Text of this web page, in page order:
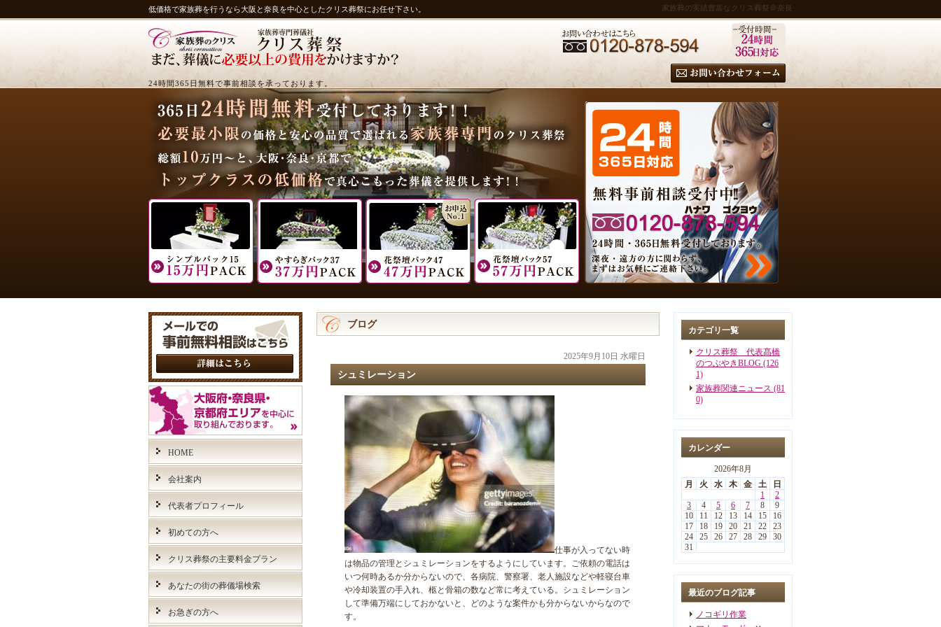
低価格で家族葬を行うなら大阪と奈良を中心としたクリス葬祭にお任せ下さい。 家族葬の実績豊富なクリス葬祭＠奈良
24時間365日無料で事前相談を承っております。
ブログ
2025年9月10日 水曜日
シュミレーション
仕事が入ってない時
は物品の管理とシュミレーションをするようにしています。ご依頼の電話は
いつ何時あるか分からないので、各病院、警察署、老人施設などや軽寝台車
や冷却装置の手入れ、柩と骨箱の数など常に考えている。シュミレーション
して準備万端にしておかないと、どのような案件かも分からないからなので
す。
カテゴリ一覧
クリス葬祭 代表髙橋
のつぶやきBLOG (126
1)
家族葬関連ニュース (81
0)
カレンダー
2026年8月
月
火 水 木 金 土
日
1
2
3
4 5 6 7 8
9
10
11 12 13 14 15
16
17
18 19 20 21 22
23
24
25 26 27 28 29
30
31
最近のブログ記事
ノコギリ作業
HOME
会社案内
代表者プロフィール
初めての方へ
クリス葬祭の主要料金プラン
あなたの街の葬儀場検索
お急ぎの方へ